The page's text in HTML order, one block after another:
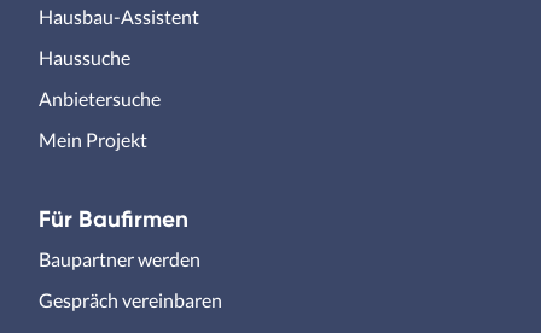
Hausbau-Assistent
Haussuche
Anbietersuche
Mein Projekt
Für Baufirmen
Baupartner werden
Gespräch vereinbaren